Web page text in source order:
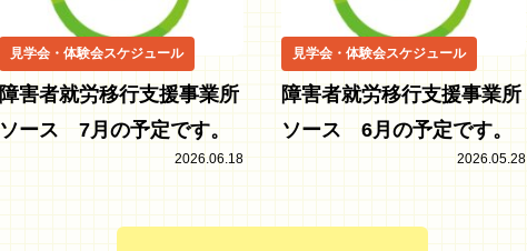
見学会・体験会スケジュール
障害者就労移行支援事業所
ソース 7月の予定です。
2026.06.18
見学会・体験会スケジュール
障害者就労移行支援事業所
ソース 6月の予定です。
2026.05.28